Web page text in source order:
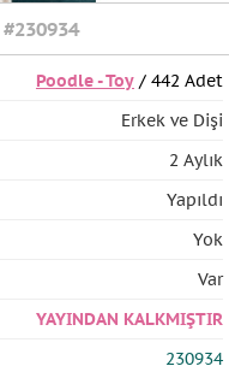
#230934
Poodle - Toy/ 442 Adet
Erkek ve Dişi
2 Aylık
Yapıldı
Yok
Var
YAYINDAN KALKMIŞTIR
230934